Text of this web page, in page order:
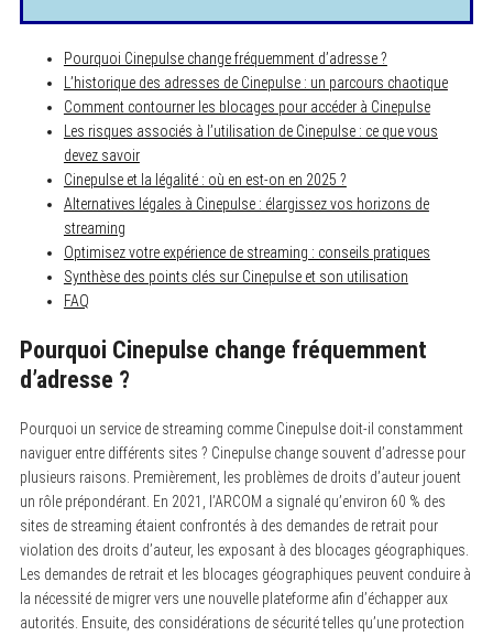
Pourquoi Cinepulse change fréquemment d’adresse ?
L’historique des adresses de Cinepulse : un parcours chaotique
Comment contourner les blocages pour accéder à Cinepulse
Les risques associés à l’utilisation de Cinepulse : ce que vous
devez savoir
Cinepulse et la légalité : où en est-on en 2025 ?
Alternatives légales à Cinepulse : élargissez vos horizons de
streaming
Optimisez votre expérience de streaming : conseils pratiques
Synthèse des points clés sur Cinepulse et son utilisation
FAQ
Pourquoi Cinepulse change fréquemment
d’adresse ?
Pourquoi un service de streaming comme Cinepulse doit-il constamment
naviguer entre différents sites ? Cinepulse change souvent d’adresse pour
plusieurs raisons. Premièrement, les problèmes de droits d’auteur jouent
un rôle prépondérant. En 2021, l’ARCOM a signalé qu’environ 60 % des
sites de streaming étaient confrontés à des demandes de retrait pour
violation des droits d’auteur, les exposant à des blocages géographiques.
Les demandes de retrait et les blocages géographiques peuvent conduire à
la nécessité de migrer vers une nouvelle plateforme afin d’échapper aux
autorités. Ensuite, des considérations de sécurité telles qu’une protection